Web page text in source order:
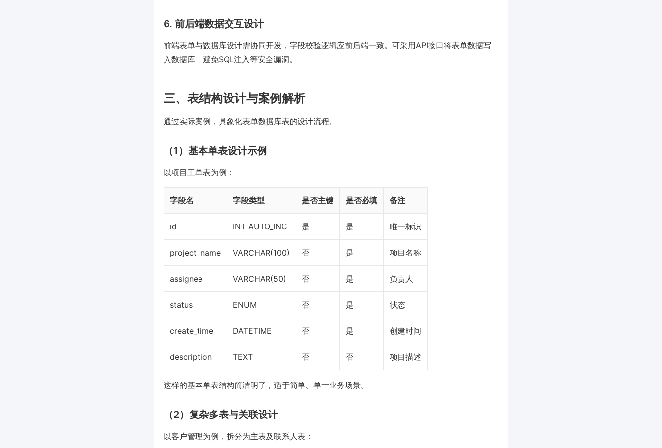
6. 前后端数据交互设计
前端表单与数据库设计需协同开发，字段校验逻辑应前后端一致。可采用API接口将表单数据写
入数据库，避免SQL注入等安全漏洞。
三、表结构设计与案例解析
通过实际案例，具象化表单数据库表的设计流程。
（1）基本单表设计示例
以项目工单表为例：
字段名 字段类型 是否主键 是否必填 备注
id INT AUTO_INC 是 是 唯一标识
project_name VARCHAR(100) 否 是 项目名称
assignee VARCHAR(50) 否 是 负责人
status ENUM 否 是 状态
create_time DATETIME 否 是 创建时间
description TEXT 否 否 项目描述
这样的基本单表结构简洁明了，适于简单、单一业务场景。
（2）复杂多表与关联设计
以客户管理为例，拆分为主表及联系人表：